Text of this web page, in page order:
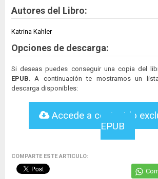
Autores del Libro:
Katrina Kahler
Opciones de descarga:
Si deseas puedes conseguir una copia del
EPUB . A continuación te mostramos un
descarga disponibles:
Accede a contenido
EPUB
COMPARTE ESTE ARTICULO: